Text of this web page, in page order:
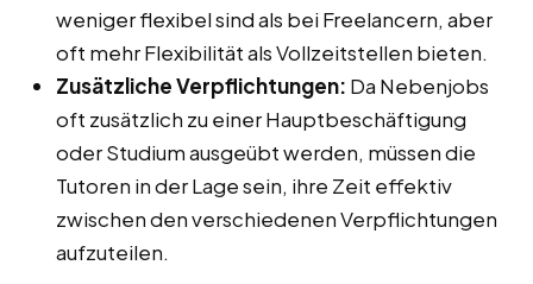
weniger flexibel sind als bei Freelancern, aber
oft mehr Flexibilität als Vollzeitstellen bieten.
Zusätzliche Verpflichtungen: Da Nebenjobs
oft zusätzlich zu einer Hauptbeschäftigung
oder Studium ausgeübt werden, müssen die
Tutoren in der Lage sein, ihre Zeit effektiv
zwischen den verschiedenen Verpflichtungen
aufzuteilen.